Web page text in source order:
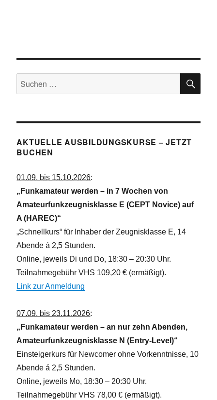
Suchen
nach:
AKTUELLE AUSBILDUNGSKURSE – JETZT
BUCHEN
01.09. bis 15.10.2026:
„Funkamateur werden – in 7 Wochen von
Amateurfunkzeugnisklasse E (CEPT Novice) auf
A (HAREC)“
„Schnellkurs“ für Inhaber der Zeugnisklasse E, 14
Abende á 2,5 Stunden.
Online, jeweils Di und Do, 18:30 – 20:30 Uhr.
Teilnahmegebühr VHS 109,20 € (ermäßigt).
Link zur Anmeldung
07.09. bis 23.11.2026:
„Funkamateur werden – an nur zehn Abenden,
Amateurfunkzeugnisklasse N (Entry-Level)“
Einsteigerkurs für Newcomer ohne Vorkenntnisse, 10
Abende á 2,5 Stunden.
Online, jeweils Mo, 18:30 – 20:30 Uhr.
Teilnahmegebühr VHS 78,00 € (ermäßigt).